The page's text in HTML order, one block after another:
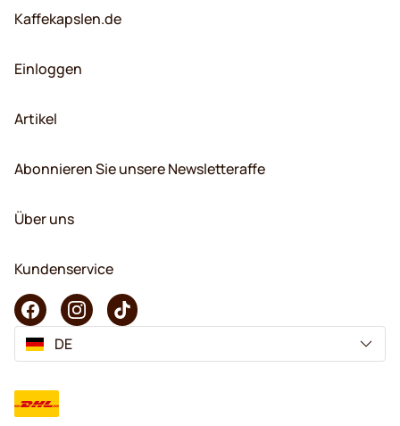
Kaffekapslen.de
Einloggen
Artikel
Abonnieren Sie unsere Newsletteraffe
Über uns
Kundenservice
DE